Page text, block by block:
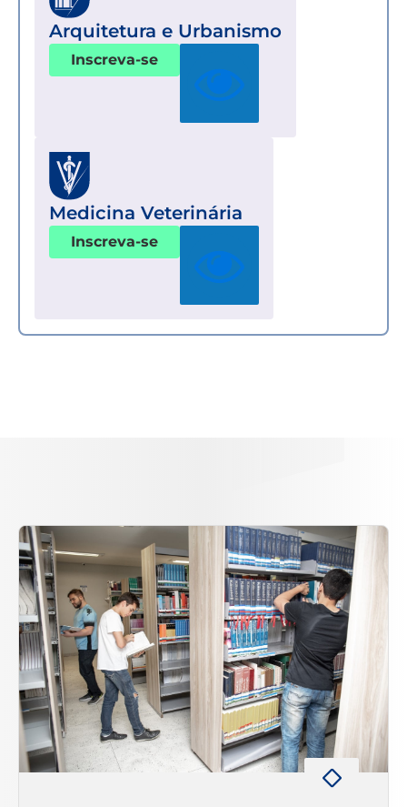
Arquitetura e Urbanismo
Inscreva-se
Medicina Veterinária
Inscreva-se